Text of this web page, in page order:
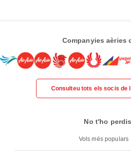
Companyies aèries
Consulteu tots els socis de
No t'ho
Vols més populars